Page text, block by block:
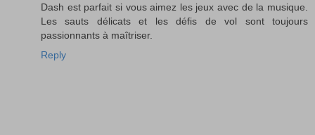
Dash est parfait si vous aimez les jeux avec de la musique.
Les sauts délicats et les défis de vol sont toujours
passionnants à maîtriser.
Reply